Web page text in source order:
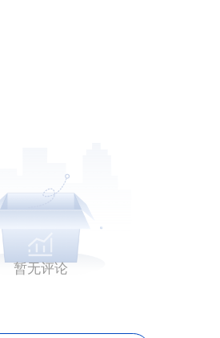
暂无评论